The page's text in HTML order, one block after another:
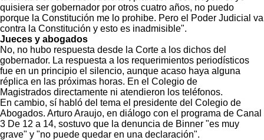
quisiera ser gobernador por otros cuatro años, no puedo
porque la Constitución me lo prohibe. Pero el Poder Judicial va
contra la Constitución y esto es inadmisible".
Jueces y abogados
No, no hubo respuesta desde la Corte a los dichos del
gobernador. La respuesta a los requerimientos periodísticos
fue en un principio el silencio, aunque acaso haya alguna
réplica en las próximas horas. En el Colegio de
Magistrados directamente ni atendieron los teléfonos.
En cambio, sí habló del tema el presidente del Colegio de
Abogados. Arturo Araujo, en diálogo con el programa de Canal
3 De 12 a 14, sostuvo que la denuncia de Binner "es muy
grave" y "no puede quedar en una declaración".